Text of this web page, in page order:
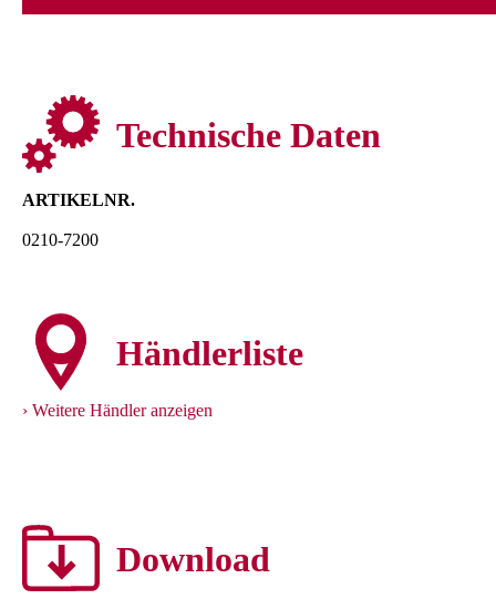
Technische Daten
ARTIKELNR.
0210-7200
Händlerliste
Weitere Händler anzeigen
Download